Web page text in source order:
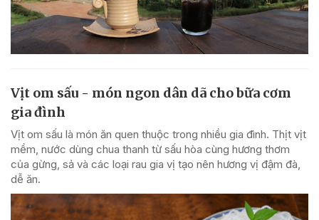
Vịt om sấu - món ngon dân dã cho bữa cơm
gia đình
Vịt om sấu là món ăn quen thuộc trong nhiều gia đình. Thịt vịt
mềm, nước dùng chua thanh từ sấu hòa cùng hương thơm
của gừng, sả và các loại rau gia vị tạo nên hương vị đậm đà,
dễ ăn.